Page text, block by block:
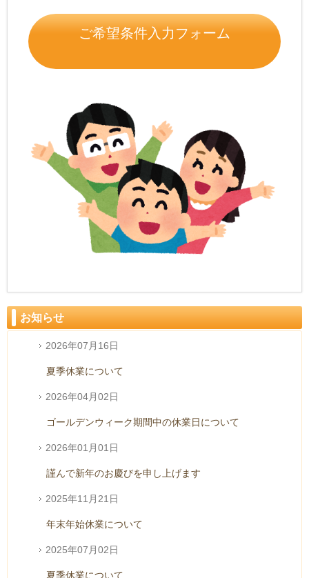
ご希望条件入力フォーム
お知らせ
2026年07月16日
夏季休業について
2026年04月02日
ゴールデンウィーク期間中の休業日について
2026年01月01日
謹んで新年のお慶びを申し上げます
2025年11月21日
年末年始休業について
2025年07月02日
夏季休業について